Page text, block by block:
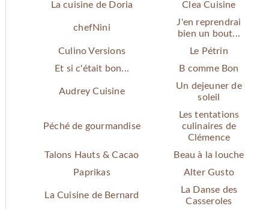
La cuisine de Doria Clea Cuisine
chefNini
J'en reprendrai
bien un bout...
Culino Versions
Le Pétrin
Et si c'était bon...
B comme Bon
Audrey Cuisine
Un dejeuner de
soleil
Péché de gourmandise
Les tentations
culinaires de
Clémence
Talons Hauts & Cacao
Beau à la louche
Paprikas
Alter Gusto
La Cuisine de Bernard
La Danse des
Casseroles